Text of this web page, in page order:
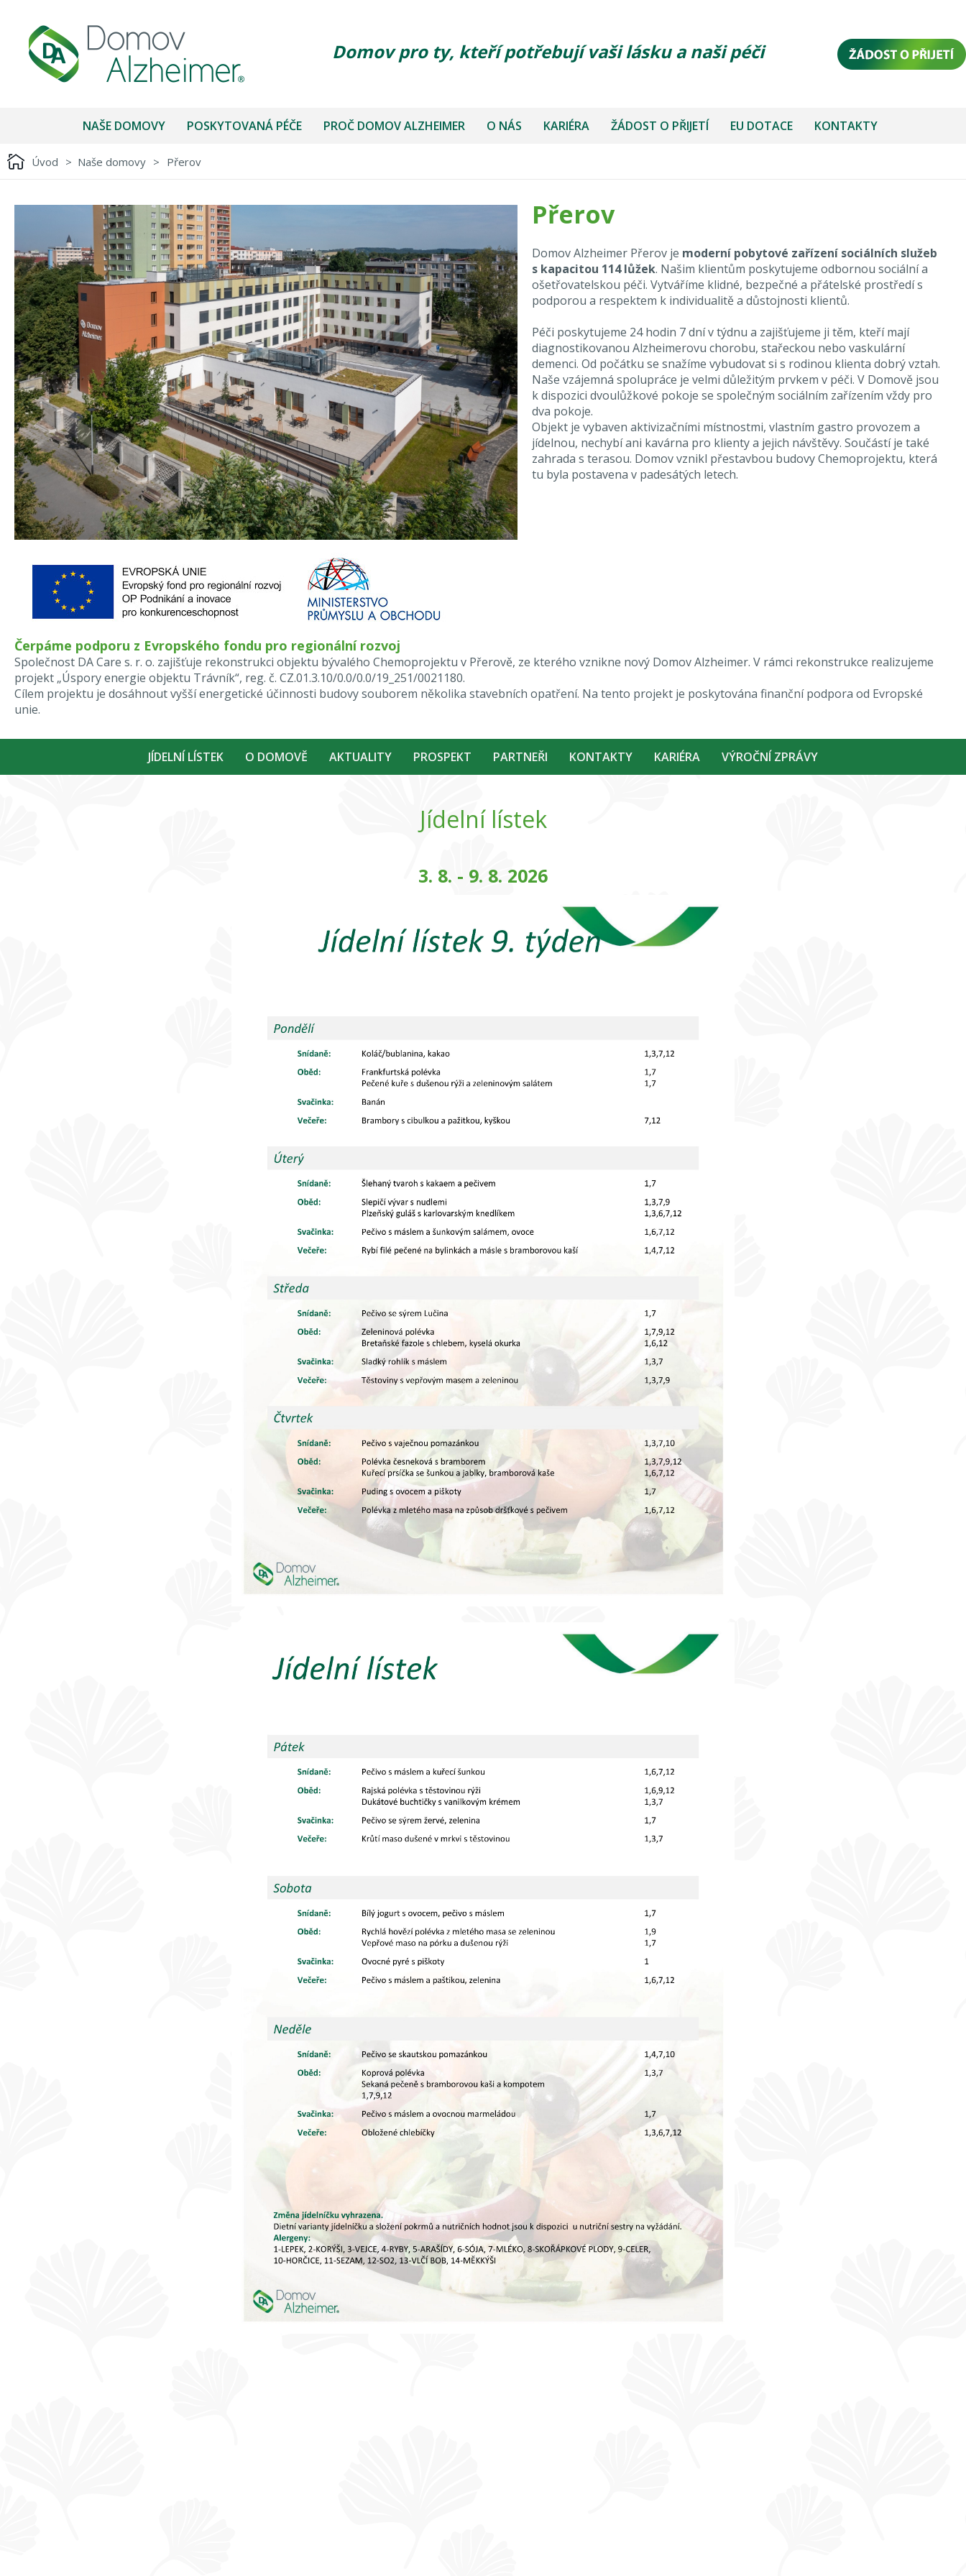
Domov pro ty, kteří potřebují vaši lásku a naši péči
NAŠE DOMOVY POSKYTOVANÁ PÉČE PROČ DOMOV ALZHEIMER O NÁS KARIÉRA ŽÁDOST O PŘIJETÍ EU DOTACE KONTAKTY
Úvod > Naše domovy > Přerov
Přerov
Domov Alzheimer Přerov je moderní pobytové zařízení sociálních služeb
s kapacitou 114 lůžek. Našim klientům poskytujeme odbornou sociální a
ošetřovatelskou péči. Vytváříme klidné, bezpečné a přátelské prostředí s
podporou a respektem k individualitě a důstojnosti klientů.
Péči poskytujeme 24 hodin 7 dní v týdnu a zajišťujeme ji těm, kteří mají
diagnostikovanou Alzheimerovu chorobu, stařeckou nebo vaskulární
demenci. Od počátku se snažíme vybudovat si s rodinou klienta dobrý vztah.
Naše vzájemná spolupráce je velmi důležitým prvkem v péči. V Domově jsou
k dispozici dvoulůžkové pokoje se společným sociálním zařízením vždy pro
dva pokoje.
Objekt je vybaven aktivizačními místnostmi, vlastním gastro provozem a
jídelnou, nechybí ani kavárna pro klienty a jejich návštěvy. Součástí je také
zahrada s terasou. Domov vznikl přestavbou budovy Chemoprojektu, která
tu byla postavena v padesátých letech.
Čerpáme podporu z Evropského fondu pro regionální rozvoj
Společnost DA Care s. r. o. zajišťuje rekonstrukci objektu bývalého Chemoprojektu v Přerově, ze kterého vznikne nový Domov Alzheimer. V rámci rekonstrukce realizujeme
projekt „Úspory energie objektu Trávník“, reg. č. CZ.01.3.10/0.0/0.0/19_251/0021180.
Cílem projektu je dosáhnout vyšší energetické účinnosti budovy souborem několika stavebních opatření. Na tento projekt je poskytována finanční podpora od Evropské
unie.
JÍDELNÍ LÍSTEK O DOMOVĚ AKTUALITY PROSPEKT PARTNEŘI KONTAKTY KARIÉRA VÝROČNÍ ZPRÁVY
Jídelní lístek
3. 8. - 9. 8. 2026